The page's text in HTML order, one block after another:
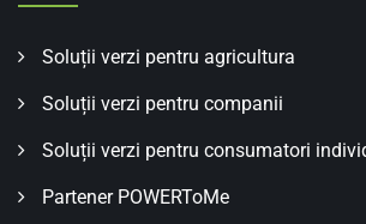
Soluții verzi pentru agricultura
Soluții verzi pentru companii
Soluții verzi pentru consumatori
Partener POWERToMe